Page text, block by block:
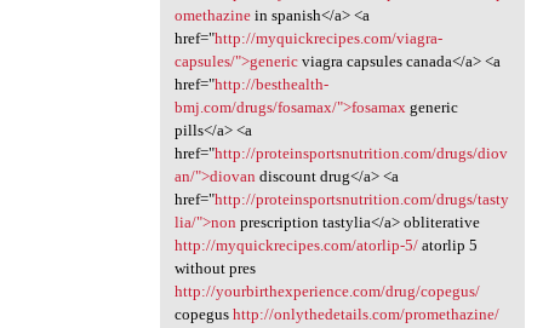
omethazinein spanish</a> <a
href="http://myquickrecipes.com/viagra-
capsules/">genericviagra capsules canada</a> <a
href="http://besthealth-
bmj.com/drugs/fosamax/">fosamax generic
pills</a> <a
href="http://proteinsportsnutrition.com/drugs/diov
an/">diovan discount drug</a> <a
href="http://proteinsportsnutrition.com/drugs/tasty
lia/">non prescription tastylia</a> obliterative
http://myquickrecipes.com/atorlip-5/atorlip 5
without pres
http://yourbirthexperience.com/drug/copegus/
copegus http://onlythedetails.com/promethazine/